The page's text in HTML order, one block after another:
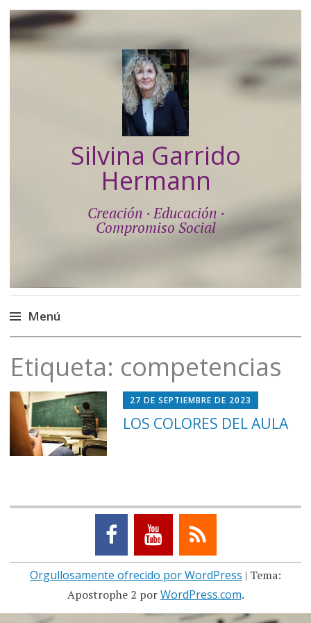
Silvina Garrido
Hermann
Creación · Educación ·
Compromiso Social
Menú
al
contenido
Etiqueta: competencias
27 DE SEPTIEMBRE DE 2023
LOS COLORES DEL AULA
Orgullosamente ofrecido por WordPress | Tema:
Apostrophe 2 porWordPress.com.